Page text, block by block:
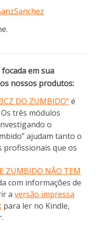
em sua
nossos produtos:
DO ZUMBIDO”é
três módulos
o
ajudam tanto o
profissionais que os
ZUMBIDO NÃO TEM
com informações de
a versão impressa
para ler no Kindle,